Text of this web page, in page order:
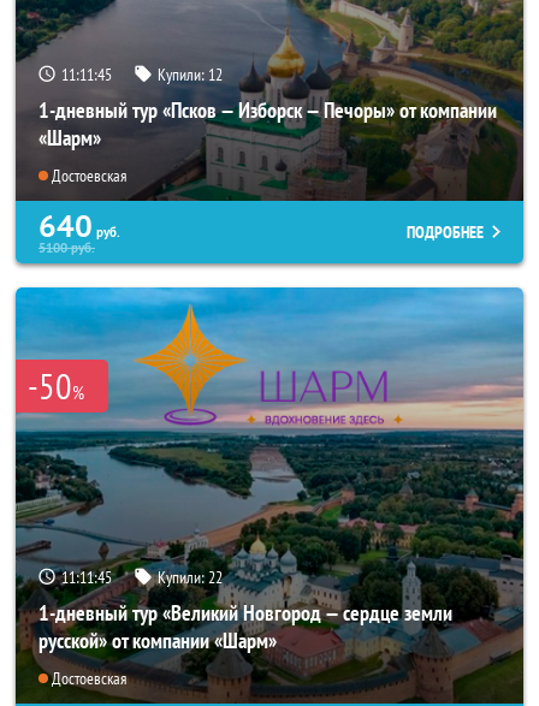
11:11:44 Купили: 12
1-дневный тур «Псков — Изборск — Печоры» от компании
«Шарм»
Достоевская
640 руб.
5100руб.
ПОДРОБНЕЕ
-50%
11:11:44 Купили: 22
1-дневный тур «Великий Новгород — сердце земли
русской» от компании «Шарм»
Достоевская